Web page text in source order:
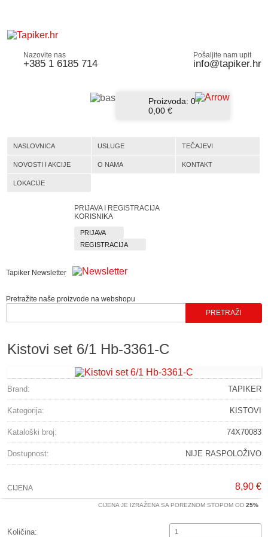
Nazovite nas
+385 1 6185 714
Pošaljite nam upit
info@tapiker.hr
Proizvoda: 0/
0,00 €
NASLOVNICA USLUGE TEČAJEVI
NOVOSTI I AKCIJE O NAMA KONTAKT
LOKACIJE
PRIJAVA I REGISTRACIJA
KORISNIKA
PRIJAVA
REGISTRACIJA
Tapiker Newsletter
Pretražite naše proizvode na webshopu
Kistovi set 6/1 Hb-3361-C
Brand: TAPIKER
Kategorija: KISTOVI
Kataloški broj: 74X70083
Dostupnost: NIJE RASPOLOŽIVO
CIJENA 8,90 €
CIJENA JE IZRAŽENA SA POREZNOM STOPOM OD 25%
Količina: